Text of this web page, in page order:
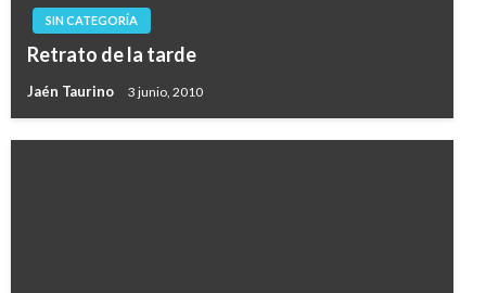
SIN CATEGORÍA
Retrato de la tarde
Jaén Taurino 3 junio, 2010